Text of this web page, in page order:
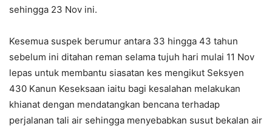
sehingga 23 Nov ini.
Kesemua suspek berumur antara 33 hingga 43 tahun
sebelum ini ditahan reman selama tujuh hari mulai 11 Nov
lepas untuk membantu siasatan kes mengikut Seksyen
430 Kanun Keseksaan iaitu bagi kesalahan melakukan
khianat dengan mendatangkan bencana terhadap
perjalanan tali air sehingga menyebabkan susut bekalan air